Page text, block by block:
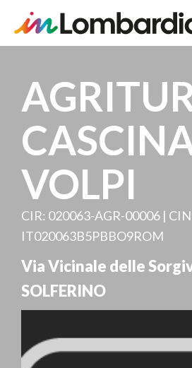
contenuto
principale
VOLPI
CIR: 020063-AGR-00006 |
IT020063B5PBBO9ROM
Via Vicinale delle
SOLFERINO